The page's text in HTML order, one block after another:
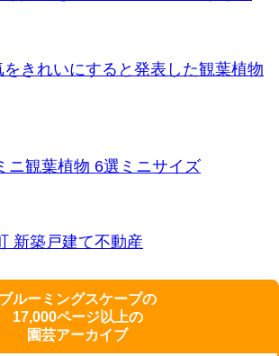
きれいにすると発表した観葉植物
ニ観葉植物 6選 ミニサイズ
新築戸建て不動産
ブルーミングスケープの
17,000ページ以上の
園芸アーカイブ